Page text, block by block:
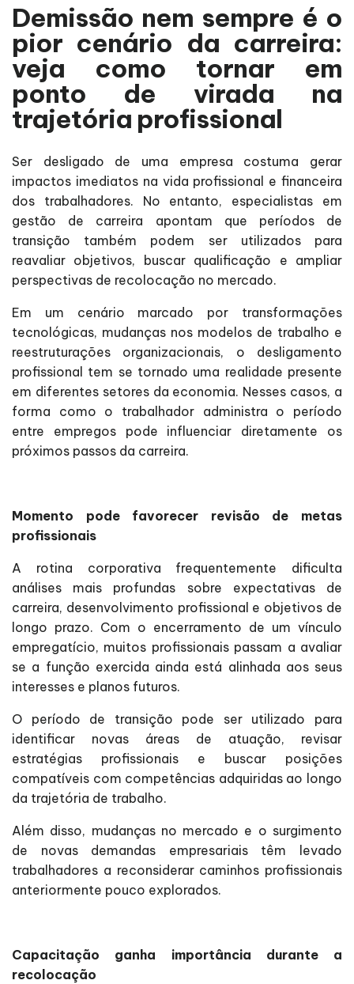
Demissão nem sempre é o
pior cenário da carreira:
veja como tornar em
ponto de virada na
trajetória profissional
Ser desligado de uma empresa costuma gerar
impactos imediatos na vida profissional e financeira
dos trabalhadores. No entanto, especialistas em
gestão de carreira apontam que períodos de
transição também podem ser utilizados para
reavaliar objetivos, buscar qualificação e ampliar
perspectivas de recolocação no mercado.
Em um cenário marcado por transformações
tecnológicas, mudanças nos modelos de trabalho e
reestruturações organizacionais, o desligamento
profissional tem se tornado uma realidade presente
em diferentes setores da economia. Nesses casos, a
forma como o trabalhador administra o período
entre empregos pode influenciar diretamente os
próximos passos da carreira.
Momento pode favorecer revisão de metas
profissionais
A rotina corporativa frequentemente dificulta
análises mais profundas sobre expectativas de
carreira, desenvolvimento profissional e objetivos de
longo prazo. Com o encerramento de um vínculo
empregatício, muitos profissionais passam a avaliar
se a função exercida ainda está alinhada aos seus
interesses e planos futuros.
O período de transição pode ser utilizado para
identificar novas áreas de atuação, revisar
estratégias profissionais e buscar posições
compatíveis com competências adquiridas ao longo
da trajetória de trabalho.
Além disso, mudanças no mercado e o surgimento
de novas demandas empresariais têm levado
trabalhadores a reconsiderar caminhos profissionais
anteriormente pouco explorados.
Capacitação ganha importância durante a
recolocação